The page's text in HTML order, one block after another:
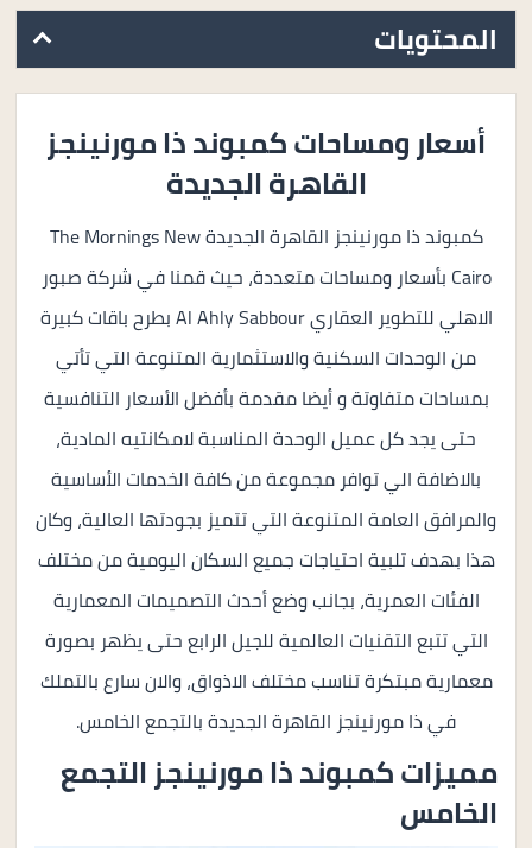
المحتويات
أسعار ومساحات كمبوند ذا مورنينجز
القاهرة الجديدة
كمبوند ذا مورنينجز القاهرة الجديدة The Mornings New
Cairo بأسعار ومساحات متعددة، حيث قمنا في شركة صبور
الاهلي للتطوير العقاري Al Ahly Sabbour بطرح باقات كبيرة
من الوحدات السكنية والاستثمارية المتنوعة التي تأتي
بمساحات متفاوتة و أيضا مقدمة بأفضل الأسعار التنافسية
حتى يجد كل عميل الوحدة المناسبة لامكانتيه المادية،
بالاضافة الي توافر مجموعة من كافة الخدمات الأساسية
والمرافق العامة المتنوعة التي تتميز بجودتها العالية، وكان
هذا بهدف تلبية احتياجات جميع السكان اليومية من مختلف
الفئات العمرية، بجانب وضع أحدث التصميمات المعمارية
التي تتبع التقنيات العالمية للجيل الرابع حتى يظهر بصورة
معمارية مبتكرة تناسب مختلف الاذواق، والان سارع بالتملك
في ذا مورنينجز القاهرة الجديدة بالتجمع الخامس.
مميزات كمبوند ذا مورنينجز التجمع
الخامس